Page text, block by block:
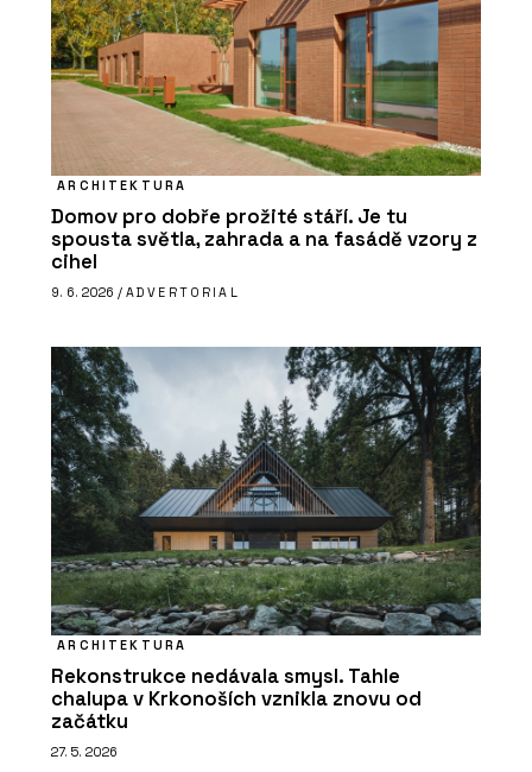
ARCHITEKTURA
Domov pro dobře prožité stáří. Je tu
spousta světla, zahrada a na fasádě vzory z
cihel
9. 6. 2026 / ADVERTORIAL
ARCHITEKTURA
Rekonstrukce nedávala smysl. Tahle
chalupa v Krkonoších vznikla znovu od
začátku
27. 5. 2026